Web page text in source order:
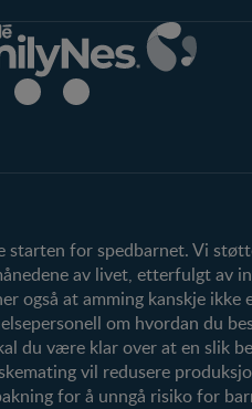
starten for spedbarnet. Vi
av livet, etterfulgt av
også at amming kanskje
om hvordan du
du være klar over at en slik
vil redusere
for å unngå risiko for